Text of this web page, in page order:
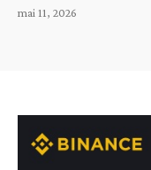
mai 11, 2026